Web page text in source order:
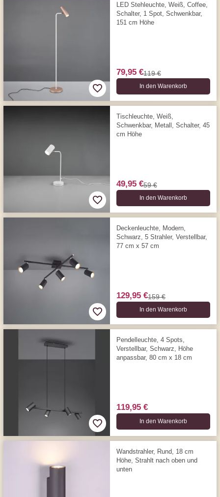
LED Stehleuchte, Weiß, Coffee,
Schalter, 1 Spot, Schwenkbar,
151 cm Höhe
79,95 €119 €
In den Warenkorb
Tischleuchte, Weiß,
Schwenkbar, Metall, Schalter, 45
cm Höhe
49,95 €59 €
In den Warenkorb
Deckenleuchte, Modern,
Schwarz, 5 Strahler, Verstellbar,
77 cm x 57 cm
129,95 €159 €
In den Warenkorb
Pendelleuchte, 4 Spots,
Verstellbar, Schwarz, Höhe
anpassbar, 80 cm x 18 cm
119,95 €
In den Warenkorb
Wandstrahler, Rund, 18 cm
Höhe, Strahlt nach oben und
unten